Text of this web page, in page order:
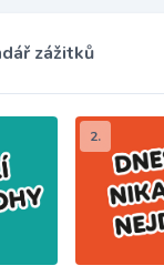
zážitků
2.